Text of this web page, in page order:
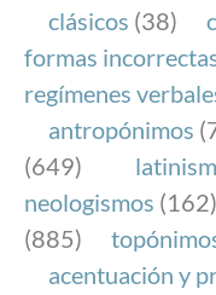
FundéuRAE es
y la Real
el buen uso del
Internet.
clásicos (38)
formas
regímenes
antropónimos
(649)
neologismos (162)
(885)
acentuación y